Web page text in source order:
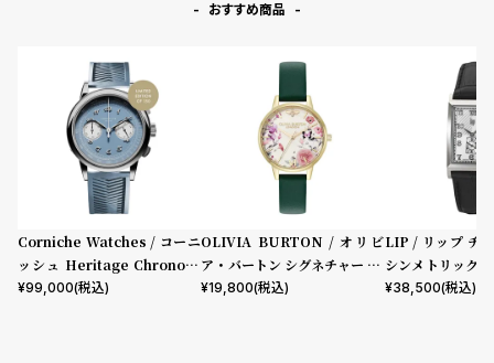
おすすめ商品
Corniche Watches / コーニ
ッシュ Heritage Chronogr
aph Visage ステンレス
¥99,000(税込)
OLIVIA BURTON / オリビ
ア・バートン シグネチャー 30
mm イラストレイテッド フロ
¥19,800(税込)
LIP / リップ チ
シンメトリック
ック型押しレザー
¥38,500(税込)